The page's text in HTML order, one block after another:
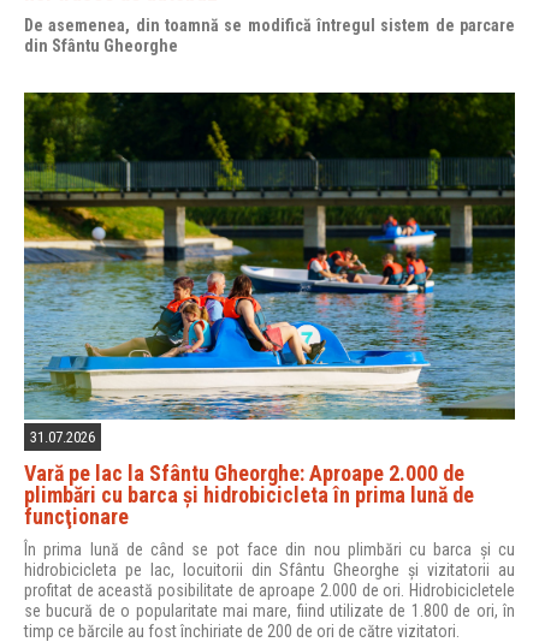
De asemenea, din toamnă se modifică întregul sistem de parcare
din Sfântu Gheorghe
31.07.2026
Vară pe lac la Sfântu Gheorghe: Aproape 2.000 de
plimbări cu barca şi hidrobicicleta în prima lună de
funcţionare
În prima lună de când se pot face din nou plimbări cu barca și cu
hidrobicicleta pe lac, locuitorii din Sfântu Gheorghe și vizitatorii au
profitat de această posibilitate de aproape 2.000 de ori. Hidrobicicletele
se bucură de o popularitate mai mare, fiind utilizate de 1.800 de ori, în
timp ce bărcile au fost închiriate de 200 de ori de către vizitatori.